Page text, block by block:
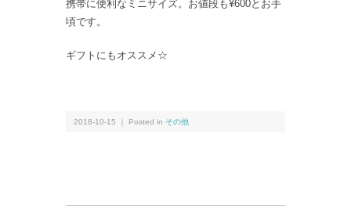
携帯に便利なミニサイズ。お値段も¥600とお手
頃です。
ギフトにもオススメ☆
2018-10-15 ｜ Posted in その他